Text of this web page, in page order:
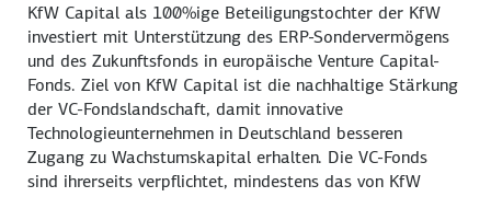
KfW Capital als 100%ige Beteiligungstochter der KfW
investiert mit Unterstützung des ERP-Sondervermögens
und des Zukunftsfonds in europäische Venture Capital-
Fonds. Ziel von KfW Capital ist die nachhaltige Stärkung
der VC-Fondslandschaft, damit innovative
Technologieunternehmen in Deutschland besseren
Zugang zu Wachstumskapital erhalten. Die VC-Fonds
sind ihrerseits verpflichtet, mindestens das von KfW